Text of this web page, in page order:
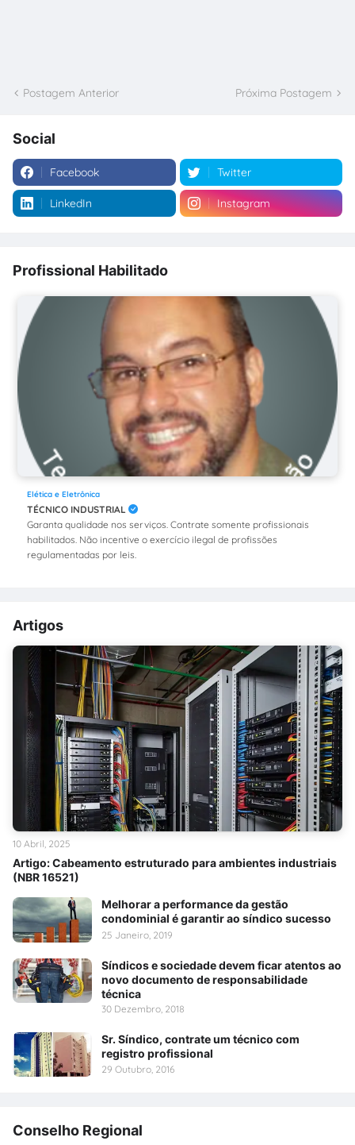
Postagem Anterior Próxima Postagem
Social
Facebook Twitter
LinkedIn Instagram
Profissional Habilitado
Elética e Eletrônica
TÉCNICO INDUSTRIAL
Garanta qualidade nos serviços. Contrate somente profissionais
habilitados. Não incentive o exercício ilegal de profissões
regulamentadas por leis.
Artigos
Artigo: Cabeamento estruturado para ambientes industriais
(NBR 16521)
10 Abril, 2025
Melhorar a performance da gestão
condominial é garantir ao síndico sucesso
25 Janeiro, 2019
Síndicos e sociedade devem ficar atentos ao
novo documento de responsabilidade
técnica
30 Dezembro, 2018
Sr. Síndico, contrate um técnico com
registro profissional
29 Outubro, 2016
Conselho Regional